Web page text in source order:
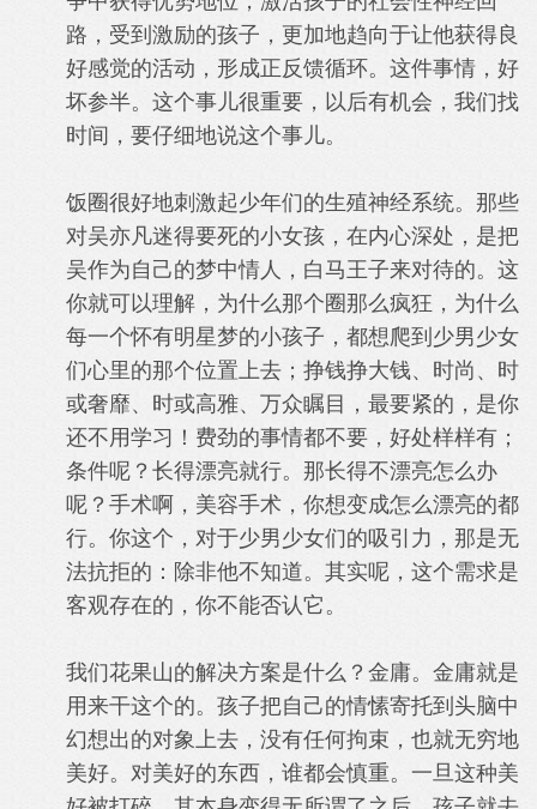
路，受到激励的孩子，更加地趋向于让他获得良
好感觉的活动，形成正反馈循环。这件事情，好
坏参半。这个事儿很重要，以后有机会，我们找
时间，要仔细地说这个事儿。
饭圈很好地刺激起少年们的生殖神经系统。那些
对吴亦凡迷得要死的小女孩，在内心深处，是把
吴作为自己的梦中情人，白马王子来对待的。这
你就可以理解，为什么那个圈那么疯狂，为什么
每一个怀有明星梦的小孩子，都想爬到少男少女
们心里的那个位置上去；挣钱挣大钱、时尚、时
或奢靡、时或高雅、万众瞩目，最要紧的，是你
还不用学习！费劲的事情都不要，好处样样有；
条件呢？长得漂亮就行。那长得不漂亮怎么办
呢？手术啊，美容手术，你想变成怎么漂亮的都
行。你这个，对于少男少女们的吸引力，那是无
法抗拒的：除非他不知道。其实呢，这个需求是
客观存在的，你不能否认它。
我们花果山的解决方案是什么？金庸。金庸就是
用来干这个的。孩子把自己的情愫寄托到头脑中
幻想出的对象上去，没有任何拘束，也就无穷地
美好。对美好的东西，谁都会慎重。一旦这种美